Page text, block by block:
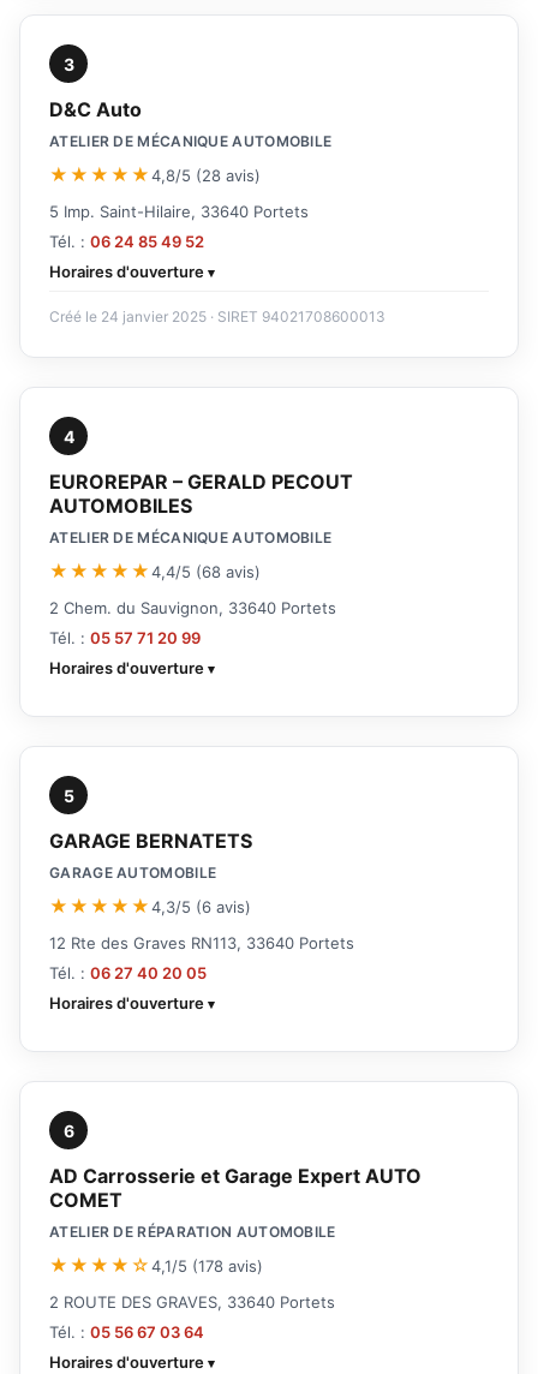
3
D&C Auto
ATELIER DE MÉCANIQUE AUTOMOBILE
★★★★★4,8/5 (28 avis)
5 Imp. Saint-Hilaire, 33640 Portets
Tél. : 06 24 85 49 52
Horaires d'ouverture
Créé le 24 janvier 2025 · SIRET 94021708600013
4
EUROREPAR – GERALD PECOUT
AUTOMOBILES
ATELIER DE MÉCANIQUE AUTOMOBILE
★★★★★4,4/5 (68 avis)
2 Chem. du Sauvignon, 33640 Portets
Tél. : 05 57 71 20 99
Horaires d'ouverture
5
GARAGE BERNATETS
GARAGE AUTOMOBILE
★★★★★4,3/5 (6 avis)
12 Rte des Graves RN113, 33640 Portets
Tél. : 06 27 40 20 05
Horaires d'ouverture
6
AD Carrosserie et Garage Expert AUTO
COMET
ATELIER DE RÉPARATION AUTOMOBILE
★★★★☆4,1/5 (178 avis)
2 ROUTE DES GRAVES, 33640 Portets
Tél. : 05 56 67 03 64
Horaires d'ouverture